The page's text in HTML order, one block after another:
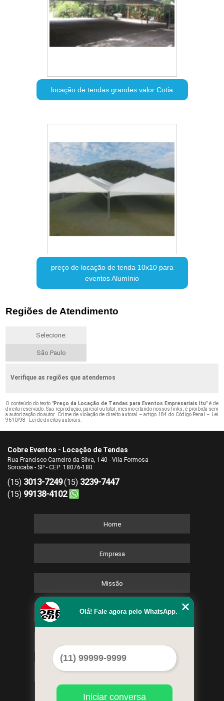
locação de tendas grandes valor Cotia
preço de locação de tenda 10x10 para
eventos Alumínio
Regiões de Atendimento
Selecione:
São Paulo
Verifique as regiões que atendemos
O conteúdo do texto "Preço da Locação de Tendas para Eventos Empresariais Itu" é de
direito reservado. Sua reprodução, parcial ou total, mesmo citando nossos links, é proibida sem
a autorização do autor. Crime de violação de direito autoral – artigo 184 do Código Penal – Lei
9610/98 - Lei de direitos autorais.
Cobre Eventos - Locação de Tendas
Rua Francisco Carneiro da Silva, 140 - Vila Formosa
Sorocaba - SP - CEP: 18076-180
(15) 3013-7249(15) 3239-7447
(15) 99138-4102
Home
Empresa
Missão
Serviços
Mapa do site
Olá! Fale agora pelo WhatsApp.
Iniciar conversa